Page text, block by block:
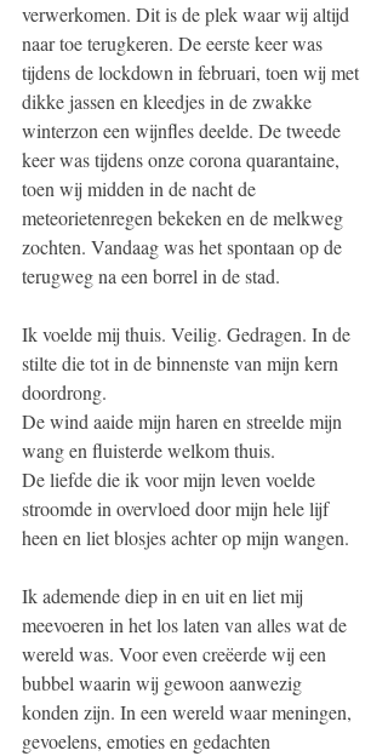
verwerkomen. Dit is de plek waar wij altijd
naar toe terugkeren. De eerste keer was
tijdens de lockdown in februari, toen wij met
dikke jassen en kleedjes in de zwakke
winterzon een wijnfles deelde. De tweede
keer was tijdens onze corona quarantaine,
toen wij midden in de nacht de
meteorietenregen bekeken en de melkweg
zochten. Vandaag was het spontaan op de
terugweg na een borrel in de stad.
Ik voelde mij thuis. Veilig. Gedragen. In de
stilte die tot in de binnenste van mijn kern
doordrong.
De wind aaide mijn haren en streelde mijn
wang en fluisterde welkom thuis.
De liefde die ik voor mijn leven voelde
stroomde in overvloed door mijn hele lijf
heen en liet blosjes achter op mijn wangen.
Ik ademende diep in en uit en liet mij
meevoeren in het los laten van alles wat de
wereld was. Voor even creëerde wij een
bubbel waarin wij gewoon aanwezig
konden zijn. In een wereld waar meningen,
gevoelens, emoties en gedachten